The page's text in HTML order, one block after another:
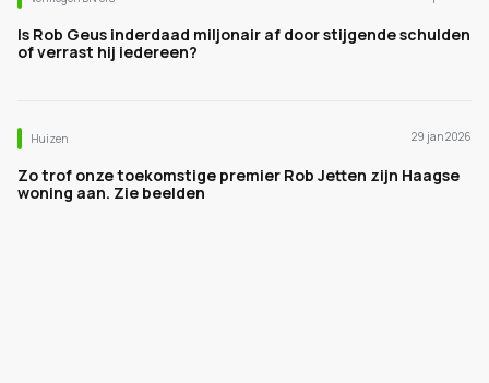
Is Rob Geus inderdaad miljonair af door stijgende schulden
of verrast hij iedereen?
Huizen 29 jan 2026
Zo trof onze toekomstige premier Rob Jetten zijn Haagse
woning aan. Zie beelden